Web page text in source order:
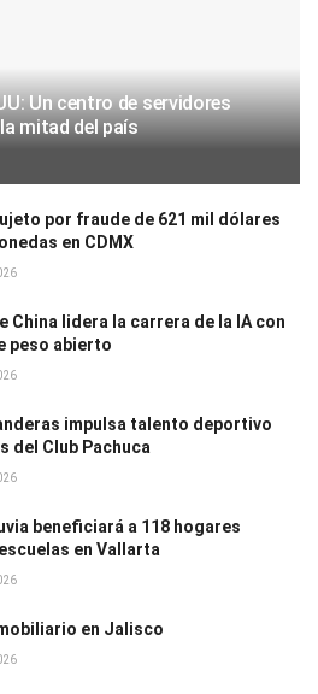
Un centro de servidores
mitad del país
por fraude de 621 mil dólares
en CDMX
China lidera la carrera de la IA con
peso abierto
impulsa talento deportivo
del Club Pachuca
beneficiará a 118 hogares
en Vallarta
en Jalisco